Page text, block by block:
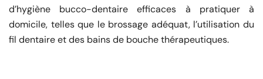
d’hygiène bucco-dentaire efficaces à pratiquer à
domicile, telles que le brossage adéquat, l’utilisation du
fil dentaire et des bains de bouche thérapeutiques.